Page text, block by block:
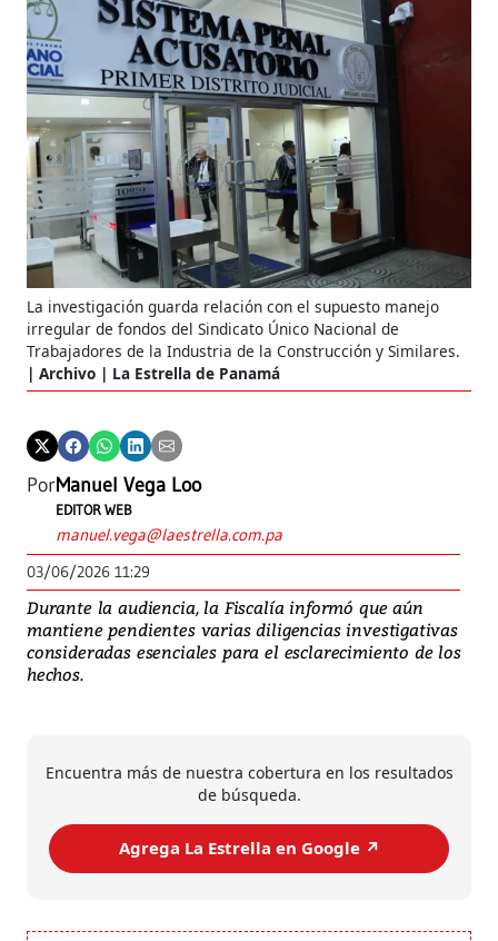
La investigación guarda relación con el supuesto manejo
irregular de fondos del Sindicato Único Nacional de
Trabajadores de la Industria de la Construcción y Similares.
Archivo | La Estrella de Panamá
PorManuel Vega Loo
EDITOR WEB
manuel.vega@laestrella.com.pa
03/06/2026 11:29
Durante la audiencia, la Fiscalía informó que aún
mantiene pendientes varias diligencias investigativas
consideradas esenciales para el esclarecimiento de los
hechos.
Encuentra más de nuestra cobertura en los resultados
de búsqueda.
Agrega La Estrella en Google ↗️